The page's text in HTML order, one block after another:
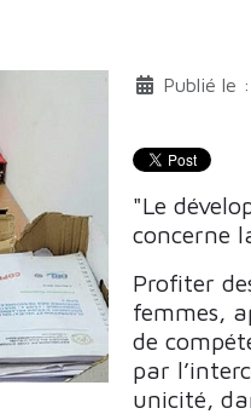
Publié le
"Le
concerne
Profiter
femmes,
de
par
unicité,